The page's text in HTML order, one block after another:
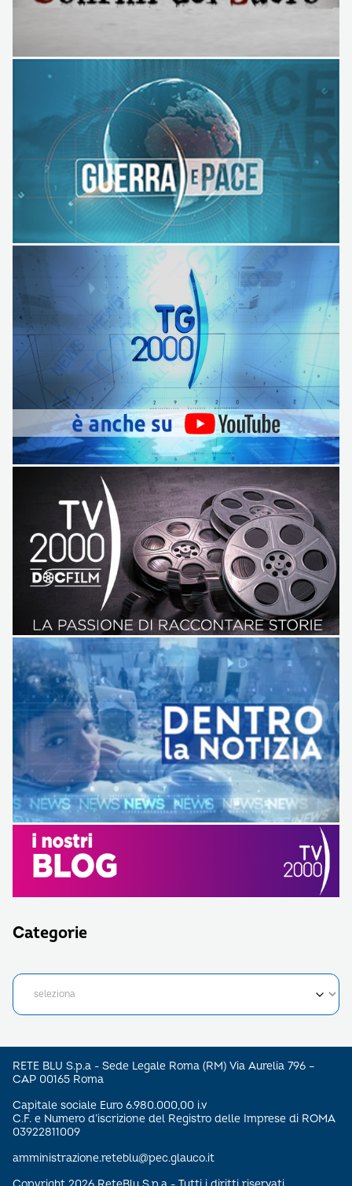
Categorie
RETE BLU S.p.a - Sede Legale Roma (RM) Via Aurelia 796 –
CAP 00165 Roma
Capitale sociale Euro 6.980.000,00 i.v
C.F. e Numero d’iscrizione del Registro delle Imprese di ROMA
03922811009
amministrazione.reteblu@pec.glauco.it